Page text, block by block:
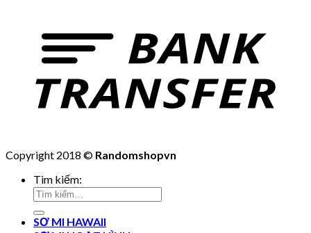
Copyright 2018 © Randomshopvn
Tìm kiếm:
SƠ MI HAWAII